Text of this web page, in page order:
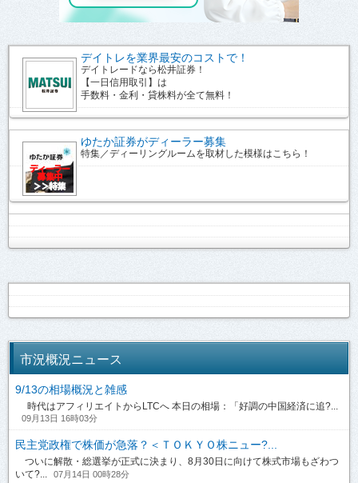
デイトレを業界最安のコストで！
デイトレードなら松井証券！
【一日信用取引】は
手数料・金利・貸株料が全て無料！
ゆたか証券がディーラー募集
特集／ディーリングルームを取材した模様はこちら！
市況概況ニュース
9/13の相場概況と雑感
時代はアフィリエイトからLTCへ 本日の相場：「好調の中国経済に追?...
09月13日 16時03分
民主党政権で株価が急落？＜ＴＯＫＹＯ株ニュー?...
ついに解散・総選挙が正式に決まり、8月30日に向けて株式市場もざわつ
いて?...
07月14日 00時28分